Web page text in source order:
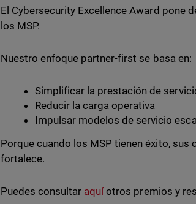
El Cybersecurity Excellence Award pone
los MSP.
Nuestro enfoque partner-first se basa en:
Simplificar la prestación de
Reducir la carga operativa
Impulsar modelos de servicio
Porque cuando los MSP tienen éxito,
fortalece.
Puedes consultar aquíotros premios y